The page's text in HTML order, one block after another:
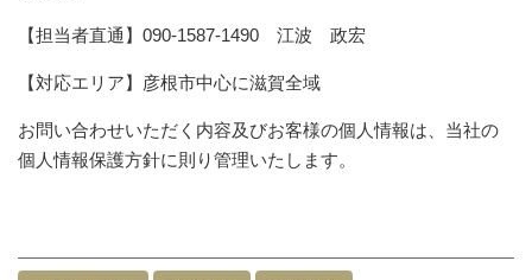
【担当者直通】090-1587-1490 江波 政宏
【対応エリア】彦根市中心に滋賀全域
お問い合わせいただく内容及びお客様の個人情報は、当社の
個人情報保護方針に則り管理いたします。